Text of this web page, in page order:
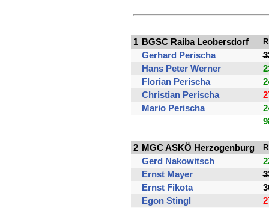
1 BGSC Raiba Leobersdorf
Gerhard Perischa
Hans Peter Werner
Florian Perischa
Christian Perischa
Mario Perischa
2 MGC ASKÖ Herzogenburg
Gerd Nakowitsch
Ernst Mayer
Ernst Fikota
Egon Stingl